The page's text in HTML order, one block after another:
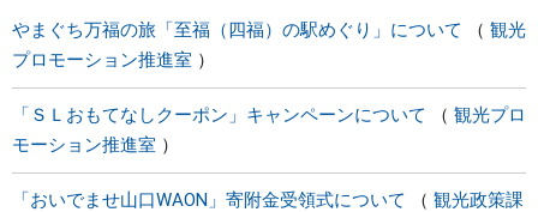
やまぐち万福の旅「至福（四福）の駅めぐり」について
観光
プロモーション推進室
「ＳＬおもてなしクーポン」キャンペーンについて
観光プロ
モーション推進室
「おいでませ山口WAON」寄附金受領式について 観光政策課